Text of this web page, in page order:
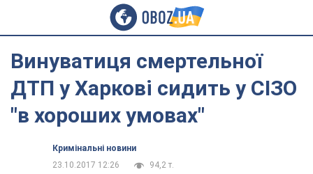
Винуватиця смертельної
ДТП у Харкові сидить у СІЗО
"в хороших умовах"
Кримінальні новини
23.10.2017 12:26
94,2 т.